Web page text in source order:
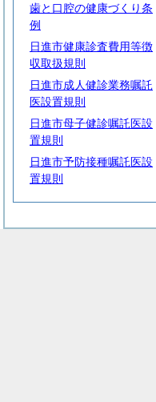
歯と口腔の健康づくり条
例
日進市健康診査費用等徴
収取扱規則
日進市成人健診業務嘱託
医設置規則
日進市母子健診嘱託医設
置規則
日進市予防接種嘱託医設
置規則